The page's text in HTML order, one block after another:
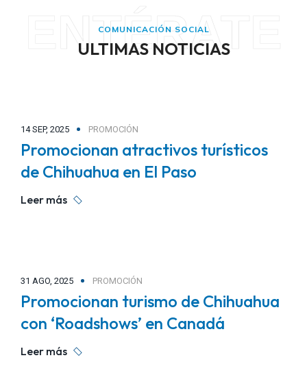
¡Regístrate ahora!
COMUNICACIÓN SOCIAL
ULTIMAS NOTICIAS
ENTÉRATE
14 SEP, 2025 PROMOCIÓN
Promocionan atractivos turísticos
de Chihuahua en El Paso
Leer más
31 AGO, 2025 PROMOCIÓN
Promocionan turismo de Chihuahua
con ‘Roadshows’ en Canadá
Leer más